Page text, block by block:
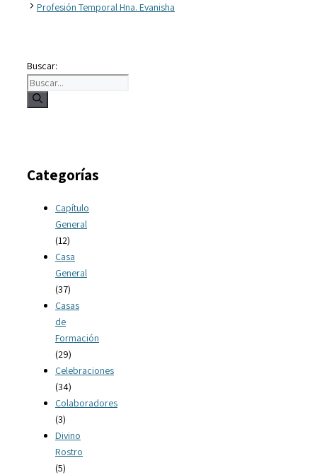
Profesión Temporal Hna. Evanisha
Buscar:
Categorías
Capítulo
General
(12)
Casa
General
(37)
Casas
de
Formación
(29)
Celebraciones
(34)
Colaboradores
(3)
Divino
Rostro
(5)